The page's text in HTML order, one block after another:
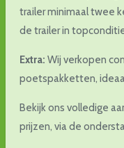
trailer minimaal twee
de trailer in
Extra: Wij verkopen
poetspakketten,
Bekijk ons volledige
prijzen, via de